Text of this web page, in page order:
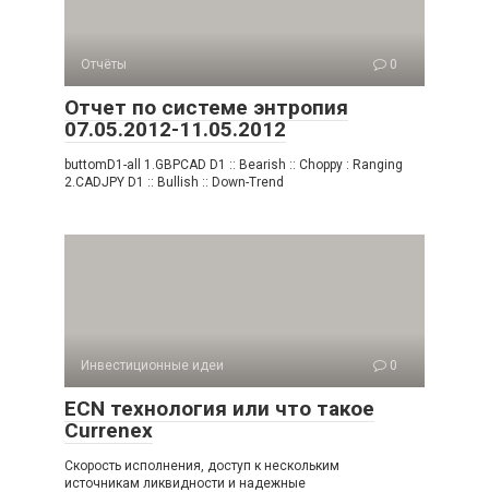
Отчёты 0
Отчет по системе энтропия
07.05.2012-11.05.2012
buttomD1-all 1.GBPCAD D1 :: Bearish :: Choppy : Ranging
2.CADJPY D1 :: Bullish :: Down-Trend
Инвестиционные идеи 0
ECN технология или что такое
Currenex
Скорость исполнения, доступ к нескольким
источникам ликвидности и надежные